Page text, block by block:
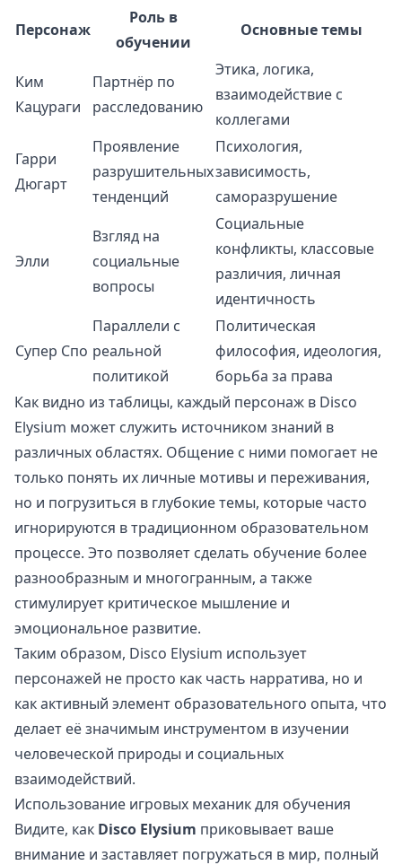
Персонаж
Роль в
обучении
Основные темы
Ким
Кацураги
Партнёр по
расследованию
Этика, логика,
взаимодействие с
коллегами
Гарри
Дюгарт
Проявление
разрушительных
тенденций
Психология,
зависимость,
саморазрушение
Элли
Взгляд на
социальные
вопросы
Социальные
конфликты, классовые
различия, личная
идентичность
Супер Спо
Параллели с
реальной
политикой
Политическая
философия, идеология,
борьба за права
Как видно из таблицы, каждый персонаж в Disco
Elysium может служить источником знаний в
различных областях. Общение с ними помогает не
только понять их личные мотивы и переживания,
но и погрузиться в глубокие темы, которые часто
игнорируются в традиционном образовательном
процессе. Это позволяет сделать обучение более
разнообразным и многогранным, а также
стимулирует критическое мышление и
эмоциональное развитие.
Таким образом, Disco Elysium использует
персонажей не просто как часть нарратива, но и
как активный элемент образовательного опыта, что
делает её значимым инструментом в изучении
человеческой природы и социальных
взаимодействий.
Использование игровых механик для обучения
Видите, как Disco Elysium приковывает ваше
внимание и заставляет погружаться в мир, полный